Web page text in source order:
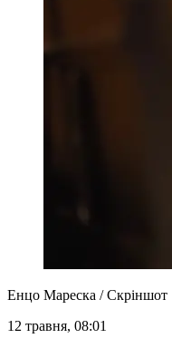
Енцо Мареска / Скріншот
12 травня, 08:01